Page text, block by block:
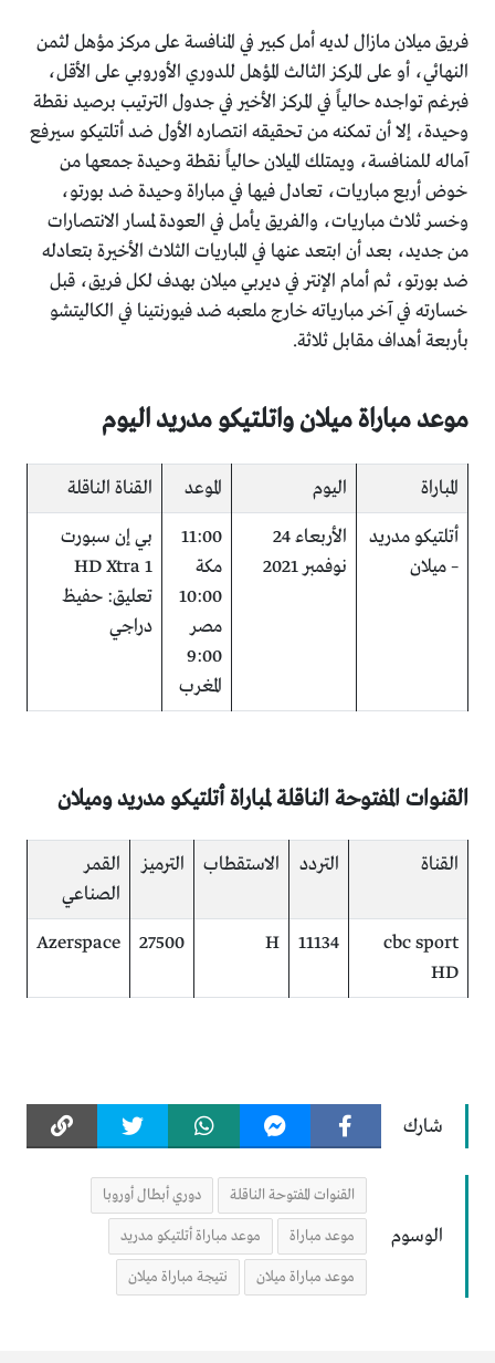
فريق ميلان مازال لديه أمل كبير في المنافسة على مركز مؤهل لثمن
النهائي، أو على المركز الثالث المؤهل للدوري الأوروبي على الأقل،
فبرغم تواجده حالياً في المركز الأخير في جدول الترتيب برصيد نقطة
وحيدة، إلا أن تمكنه من تحقيقه انتصاره الأول ضد أتلتيكو سيرفع
آماله للمنافسة، ويمتلك الميلان حالياً نقطة وحيدة جمعها من
خوض أربع مباريات، تعادل فيها في مباراة وحيدة ضد بورتو،
وخسر ثلاث مباريات، والفريق يأمل في العودة لمسار الانتصارات
من جديد، بعد أن ابتعد عنها في المباريات الثلاث الأخيرة بتعادله
ضد بورتو، ثم أمام الإنتر في ديربي ميلان بهدف لكل فريق، قبل
خسارته في آخر مبارياته خارج ملعبه ضد فيورنتينا في الكاليتشو
بأربعة أهداف مقابل ثلاثة.
موعد مباراة ميلان واتلتيكو مدريد اليوم
المباراة اليوم الموعد القناة الناقلة
أتلتيكو مدريد
– ميلان
الأربعاء 24
نوفمبر 2021
11:00
مكة
10:00
مصر
9:00
المغرب
بي إن سبورت
HD Xtra 1
تعليق: حفيظ
دراجي
القنوات المفتوحة الناقلة لمباراة أتلتيكو مدريد وميلان
القناة التردد الاستقطاب الترميز
القمر
الصناعي
cbc sport
HD
11134
H
27500
Azerspace
شارك
الوسوم
القنوات المفتوحة الناقلة دوري أبطال أوروبا
موعد مباراة موعد مباراة أتلتيكو مدريد
موعد مباراة ميلان نتيجة مباراة ميلان